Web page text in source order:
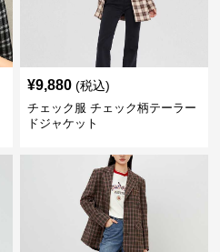
¥9,880 (税込)
チェック服 チェック柄テーラー
ドジャケット